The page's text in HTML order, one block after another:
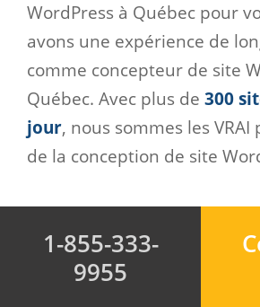
WordPress à Québec pour
avons une expérience de
comme concepteur de site
Québec. Avec plus de 300
jour, nous sommes les
de la conception de site
1-855-333-
9955